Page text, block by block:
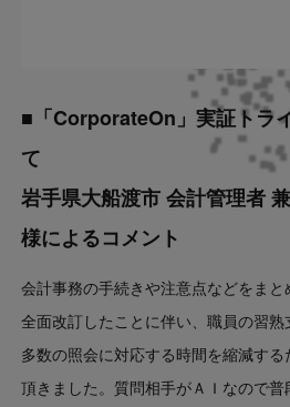
■「CorporateOn」実証トラ
て
岩手県大船渡市 会計管理者
様によるコメント
会計事務の手続きや注意点などをま
全面改訂したことに伴い、職員の習
多数の照会に対応する時間を縮減す
頂きました。質問相手がＡＩなので